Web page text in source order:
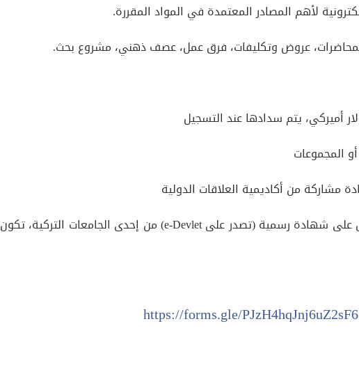
(4) في حال الرغبة في الحصول على شهادة رسمية (تصدر على e-Devlet) من إحدى الجامعات التركية، تكون
https://forms.gle/PJzH4hqJnj6uZ2sF6